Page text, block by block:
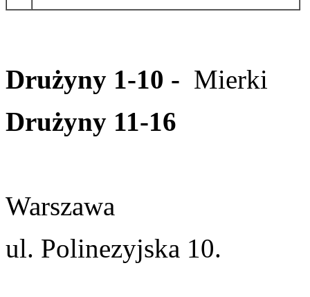
Drużyny 1-10 - Mierki
Drużyny 11-16
Warszawa
ul. Polinezyjska 10.